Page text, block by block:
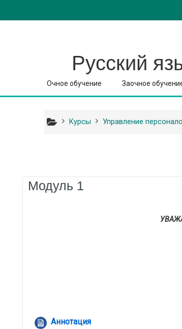
Русский
Очное обучение Заочное
Курсы Управление
Тематический план
Модуль 1
Аннотация
Файл